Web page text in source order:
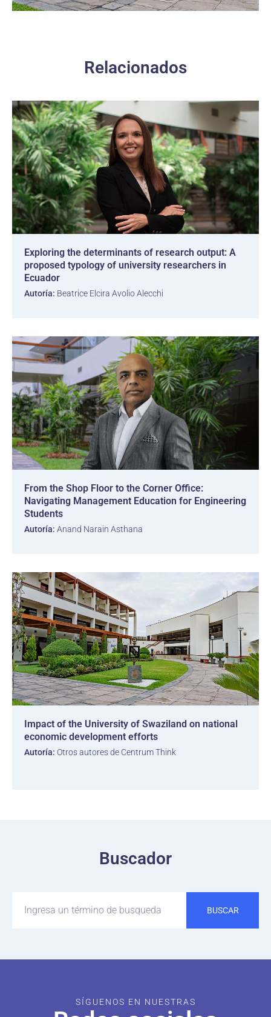
Relacionados
Exploring the determinants of research output: A
proposed typology of university researchers in
Ecuador
Autoría: Beatrice Elcira Avolio Alecchi
From the Shop Floor to the Corner Office:
Navigating Management Education for Engineering
Students
Autoría: Anand Narain Asthana
Impact of the University of Swaziland on national
economic development efforts
Autoría: Otros autores de Centrum Think
Buscador
BUSCAR
SÍGUENOS EN NUESTRAS